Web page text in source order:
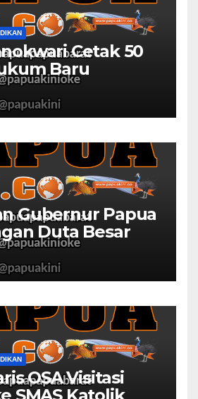
Cetak 50
Baru
Gubernur Papua
Duta Besar
Manis
OSA Visitasi